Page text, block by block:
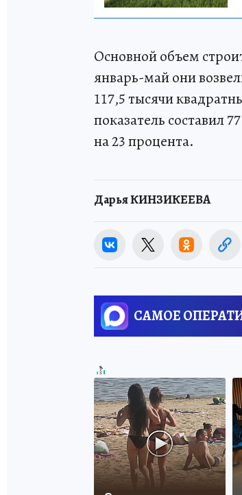
Основной объем
январь-май они
117,5 тысячи
показатель составил
на 23 процента.
Дарья КИНЗИКЕЕВА
САМОЕ